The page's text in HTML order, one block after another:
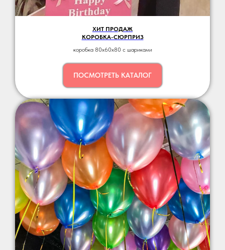
ХИТ ПРОДАЖ
КОРОБКА-СЮРПРИЗ
коробка 80x60х80 c шариками
ПОСМОТРЕТЬ КАТАЛОГ